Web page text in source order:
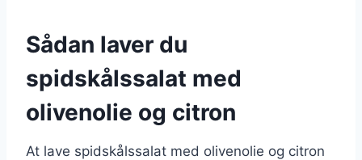
Sådan laver du
spidskålssalat med
olivenolie og citron
At lave spidskålssalat med olivenolie og citron